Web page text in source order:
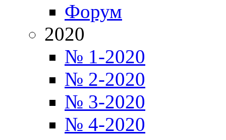
Форум
2020
№ 1-2020
№ 2-2020
№ 3-2020
№ 4-2020